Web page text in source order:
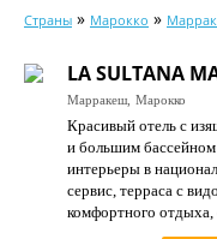
Календарь туров
Цены дня
Страны
Как купить
Страны » Марокко »
LA SULTANA
Марракеш, Марокко
Красивый отель с
и большим
интерьеры в
сервис, терраса с
комфортного отдыха,